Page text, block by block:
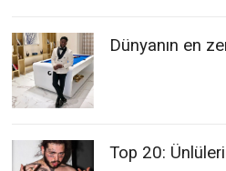
Dünyanın en
Top 20: